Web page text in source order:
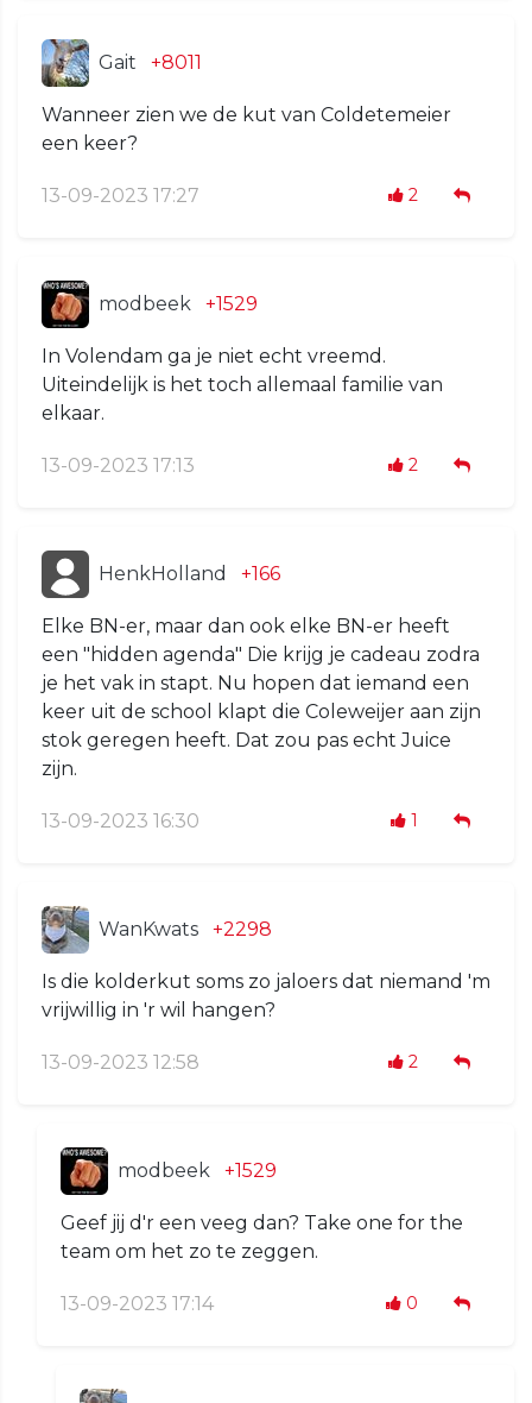
Gait +8011
Wanneer zien we de kut van Coldetemeier
een keer?
13-09-2023 17:27 2
modbeek +1529
In Volendam ga je niet echt vreemd.
Uiteindelijk is het toch allemaal familie van
elkaar.
13-09-2023 17:13 2
HenkHolland +166
Elke BN-er, maar dan ook elke BN-er heeft
een "hidden agenda" Die krijg je cadeau zodra
je het vak in stapt. Nu hopen dat iemand een
keer uit de school klapt die Coleweijer aan zijn
stok geregen heeft. Dat zou pas echt Juice
zijn.
13-09-2023 16:30 1
WanKwats +2298
Is die kolderkut soms zo jaloers dat niemand 'm
vrijwillig in 'r wil hangen?
13-09-2023 12:58 2
modbeek +1529
Geef jij d'r een veeg dan? Take one for the
team om het zo te zeggen.
13-09-2023 17:14 0